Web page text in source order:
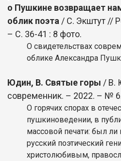
о Пушкине возвращает
облик поэта / С. Экштут //
– С. 36-41 : 8 фото.
О свидетельствах
облике Александра
Юдин, В. Святые горы / В.
современник. – 2022. – №
О горячих спорах в
пушкиноведении, в
массовой печати: был
русский поэтический
христолюбивым,